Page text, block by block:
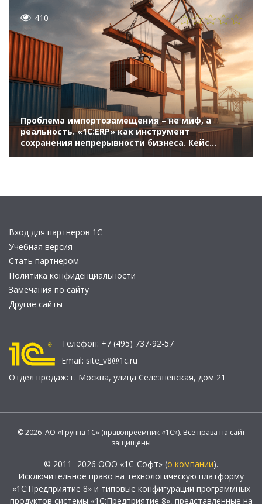
410
Проблема импортозамещения – не миф, а
реальность. «1С:ERP» как инструмент
сохранения непрерывности бизнеса. Кейс
Вход для партнеров 1С
Учебная версия
Стать партнером
Политика конфиденциальности
Замечания по сайту
Другие сайты
Телефон: +7 (495) 737-92-57
Email: site_v8@1c.ru
Отдел продаж: г. Москва, улица Селезнёвская, дом 21
© 2026 АО «Группа 1С» (правопреемник «1С»). Все права на сайт
защищены
© 2011- 2026 ООО «1С-Софт» (о компании).
Исключительное право на технологическую платформу
«1С:Предприятие 8» и типовые конфигурации программных
продуктов системы «1С:Предприятие 8», представленные на